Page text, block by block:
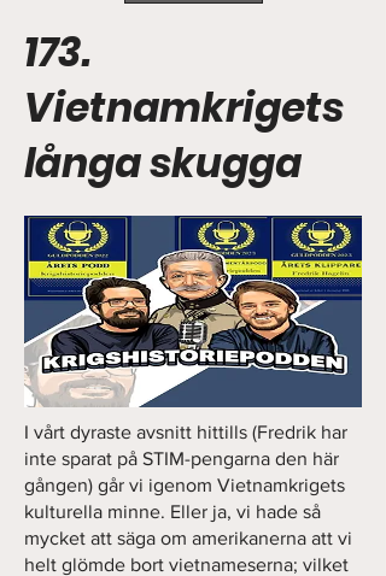
173.
Vietnamkrigets
långa skugga
I vårt dyraste avsnitt hittills (Fredrik har
inte sparat på STIM-pengarna den här
gången) går vi igenom Vietnamkrigets
kulturella minne. Eller ja, vi hade så
mycket att säga om amerikanerna att vi
helt glömde bort vietnameserna; vilket